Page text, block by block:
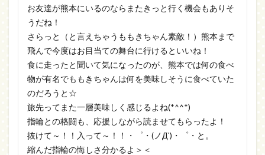
お友達が熊本にいるのならまたきっと行く機会もありそ
うだね！
さらっと（と言えちゃうももきちゃん素敵！）熊本まで
飛んで今度はお目当ての舞台に行けるといいね！
食に走ったと聞いて気になったのが、熊本では何の食べ
物が有名でももきちゃんは何を美味しそうに食べていた
のだろうと☆
旅先ってまた一層美味しく感じるよね(*^^*)
指輪との格闘も、応援しながら読ませてもらったよ！
抜けて～！！入って～！！・゜・(ノД`)・゜・と。
縮んだ指輪の悔しさ分かるよ＞＜